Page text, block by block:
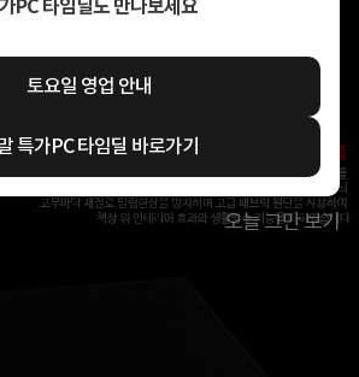
PC 타임딜도 만나보세요
토요일 영업 안내
특가PC 타임딜 바로가기
오늘 그만 보기